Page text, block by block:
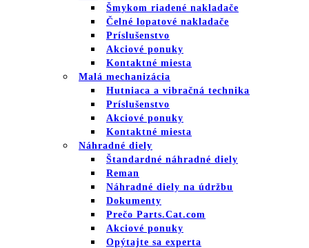
Šmykom riadené nakladače
Čelné lopatové nakladače
Príslušenstvo
Akciové ponuky
Kontaktné miesta
Malá mechanizácia
Hutniaca a vibračná technika
Príslušenstvo
Akciové ponuky
Kontaktné miesta
Náhradné diely
Štandardné náhradné diely
Reman
Náhradné diely na údržbu
Dokumenty
Prečo Parts.Cat.com
Akciové ponuky
Opýtajte sa experta